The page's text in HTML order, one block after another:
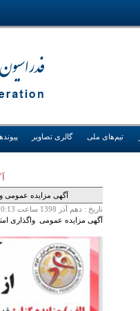
تیم‌های ملی گالری تصاویر
آگهی مزایده عمومی
تاريخ : دهم آذر 1398 ساعت 10:13
آگهی مزایده عمومی واگذاری